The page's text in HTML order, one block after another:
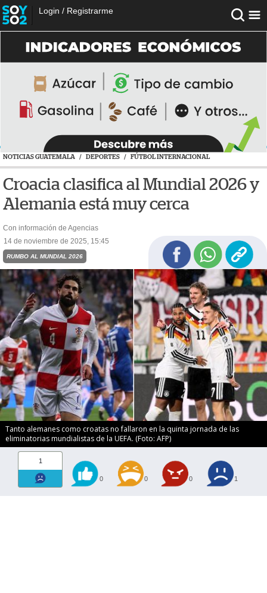
Login / Registrarme
NOTICIAS GUATEMALA / DEPORTES / FÚTBOL INTERNACIONAL
Croacia clasifica al Mundial 2026 y
Alemania está muy cerca
Con información de Agencias
14 de noviembre de 2025, 15:45
RUMBO AL MUNDIAL 2026
Tanto alemanes como croatas no fallaron en la quinta jornada de las
eliminatorias mundialistas de la UEFA. (Foto: AFP)
1
0 0 0 1